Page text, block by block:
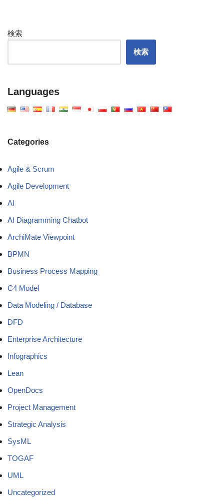
検索
検索
Languages
Categories
Agile & Scrum
Agile Development
AI
AI Diagramming Chatbot
ArchiMate Viewpoint
BPMN
Business Process Mapping
C4 Model
Data Modeling / Database
DFD
Enterprise Architecture
Infographics
Lean
OpenDocs
Project Management
Strategic Analysis
SysML
TOGAF
UML
Uncategorized